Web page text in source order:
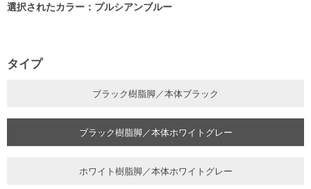
選択されたカラー：プルシアンブルー
タイプ
ブラック樹脂脚／本体ブラック
ブラック樹脂脚／本体ホワイトグレー
ホワイト樹脂脚／本体ホワイトグレー